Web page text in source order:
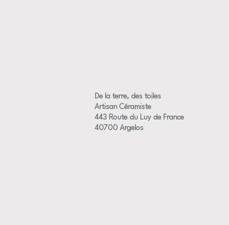
De la terre, des toiles
Artisan Céramiste
443 Route du Luy de France
40700 Argelos